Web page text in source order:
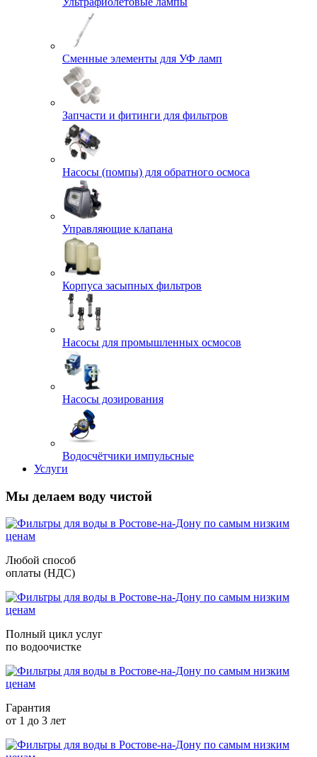
Сменные элементы для УФ ламп
Запчасти и фитинги для фильтров
Насосы (помпы) для обратного осмоса
Управляющие клапана
Корпуса засыпных фильтров
Насосы для промышленных осмосов
Насосы дозирования
Водосчётчики импульсные
Услуги
Мы делаем воду чистой
Любой способ
оплаты (НДС)
Полный цикл услуг
по водоочистке
Гарантия
от 1 до 3 лет